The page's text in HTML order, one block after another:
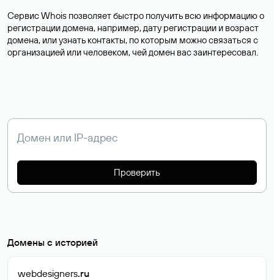
Сервис Whois позволяет быстро получить всю информацию о
регистрации домена, например, дату регистрации и возраст
домена, или узнать контакты, по которым можно связаться с
организацией или человеком, чей домен вас заинтересовал.
Проверить
Домены с историей
webdesigners.ru